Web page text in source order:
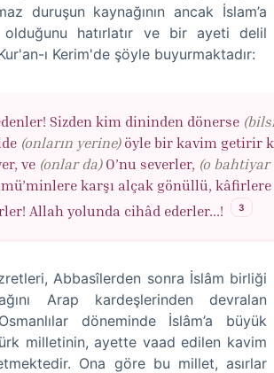
duruşun kaynağının ancak İslam’a
hatırlatır ve bir ayeti delil
ı Kerim'de şöyle buyurmaktadır:
Sizden kim dininden dönerse
(on­ların yerine)öyle bir kavim getirir
ve (onlar da)O’nu se­ver­ler, (o bahtiyar
karşı alçak gönüllü, kâfir­le­re
Allah yolunda ci­hâd ederler...!
3
Abbasîlerden sonra İslâm birliği
Arap kardeşlerinden devralan
döneminde İslâm’a büyük
milletinin, ayette vaad edilen kavim
Ona göre bu millet, asırlar